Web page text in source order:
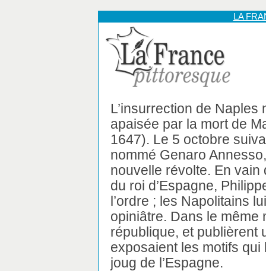
LA
L’insurrection de Naples
apaisée par la mort de
1647). Le 5 octobre
nommé Genaro
nouvelle révolte. En vain
du roi d’Espagne,
l’ordre ; les Napolitains
opiniâtre. Dans le même
république, et publièrent
exposaient les motifs
joug de l’Espagne.